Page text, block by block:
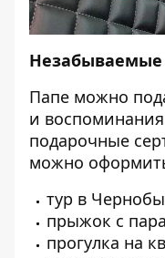
Незабываемые
Папе можно
и
подарочные
можно
тур в
прыжок с
прогулка на